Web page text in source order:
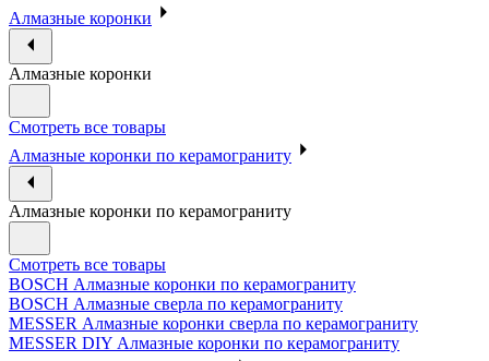
Алмазные коронки
Алмазные коронки
Смотреть все товары
Алмазные коронки по керамограниту
Алмазные коронки по керамограниту
Смотреть все товары
BOSCH Алмазные коронки по керамограниту
BOSCH Алмазные сверла по керамограниту
MESSER Алмазные коронки сверла по керамограниту
MESSER DIY Алмазные коронки по керамограниту